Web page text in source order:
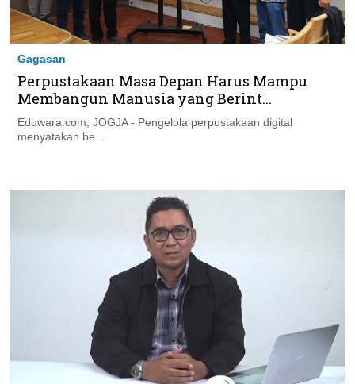
Gagasan
Perpustakaan Masa Depan Harus Mampu
Membangun Manusia yang Berint...
Eduwara.com, JOGJA - Pengelola perpustakaan digital
menyatakan be...